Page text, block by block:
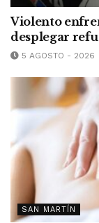
Violento
desplegar
5 AGOSTO - 2026
SAN MARTÍN